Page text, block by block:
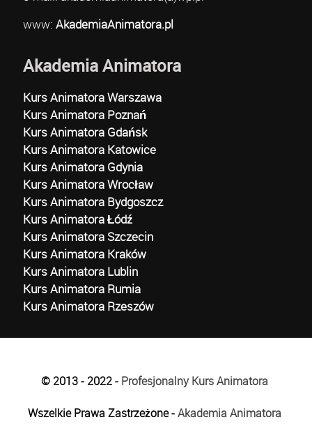
www: AkademiaAnimatora.pl
Akademia Animatora
Kurs Animatora Warszawa
Kurs Animatora Poznań
Kurs Animatora Gdańsk
Kurs Animatora Katowice
Kurs Animatora Gdynia
Kurs Animatora Wrocław
Kurs Animatora Bydgoszcz
Kurs Animatora Łódź
Kurs Animatora Szczecin
Kurs Animatora Kraków
Kurs Animatora Lublin
Kurs Animatora Rumia
Kurs Animatora Rzeszów
© 2013 - 2022 - Profesjonalny Kurs Animatora
Wszelkie Prawa Zastrzeżone -Akademia Animatora